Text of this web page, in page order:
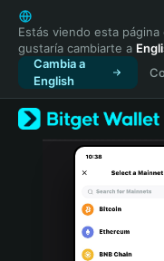
English
日本語
Tiếng Việt
Русский
Español
Türkçe
Italiano
Português (Portugal)
Estás viendo esta página
gustaría cambiarte a
Cambia a
English